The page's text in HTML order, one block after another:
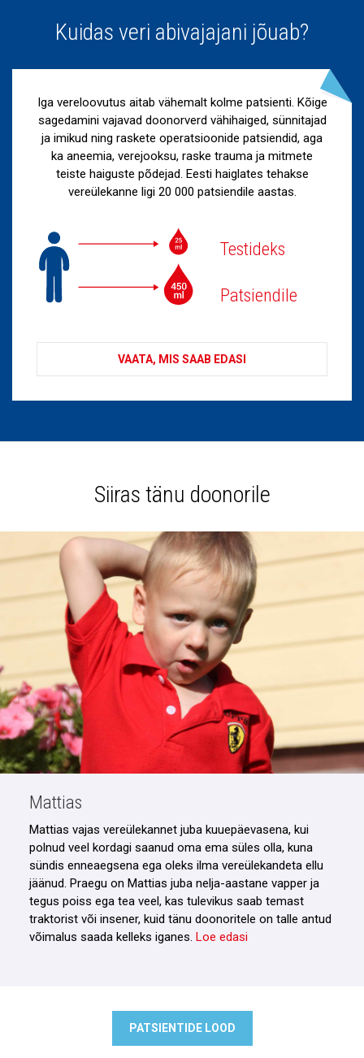
Kuidas veri abivajajani jõuab?
Iga vereloovutus aitab vähemalt kolme patsienti. Kõige
sagedamini vajavad doonorverd vähihaiged, sünnitajad
ja imikud ning raskete operatsioonide patsiendid, aga
ka aneemia, verejooksu, raske trauma ja mitmete
teiste haiguste põdejad. Eesti haiglates tehakse
vereülekanne ligi 20 000 patsiendile aastas.
Testideks
Patsiendile
VAATA, MIS SAAB EDASI
Siiras tänu doonorile
Mattias
Mattias vajas vereülekannet juba kuuepäevasena, kui
polnud veel kordagi saanud oma ema süles olla, kuna
sündis enneaegsena ega oleks ilma vereülekandeta ellu
jäänud. Praegu on Mattias juba nelja-aastane vapper ja
tegus poiss ega tea veel, kas tulevikus saab temast
traktorist või insener, kuid tänu doonoritele on talle antud
võimalus saada kelleks iganes. Loe edasi
PATSIENTIDE LOOD